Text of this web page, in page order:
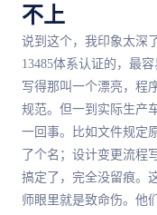
不上
说到这个，我印象太深
13485体系认证的，最
写得那叫一个漂亮，程
规范。但一到实际生产
一回事。比如文件规定
了个名；设计变更流程
搞定了，完全没留痕。
师眼里就是致命伤。他